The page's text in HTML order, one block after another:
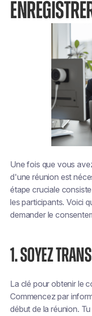
Une fois que vous
d'une réunion est
étape cruciale
les participants. Voici
demander le
1. SOYEZ
La clé pour obtenir le
Commencez par
début de la réunion.